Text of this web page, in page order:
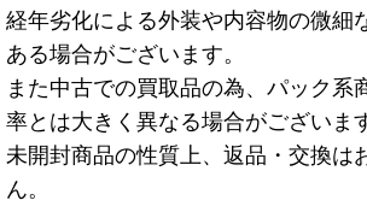
経年劣化による外装や内容物の微細
ある場合がございます。
また中古での買取品の為、パック系
率とは大きく異なる場合がございま
未開封商品の性質上、返品・交換は
ん。